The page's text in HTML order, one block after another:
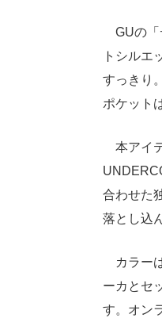
GUの「
トシルエ
すっきり
ポケット
本アイ
合わせた
落とし込
カラー
ーカとセ
す。オン